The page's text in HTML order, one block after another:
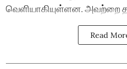
வெளியாகியுள்ளன. அவற்றை
Read